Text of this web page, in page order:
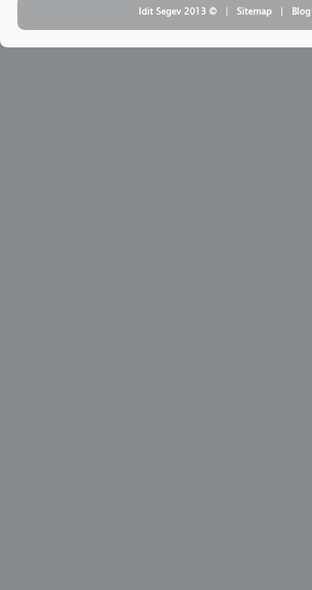
Blog
| ‏
Sitemap
| ‏ © Idit Segev 2013